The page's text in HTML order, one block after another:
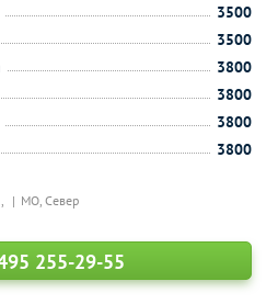
МО, Север
3500
3500
3800
3800
3800
3800
255-29-55